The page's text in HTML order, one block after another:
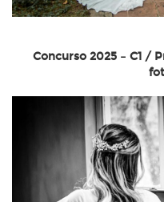
Concurso 2025 – C1 /